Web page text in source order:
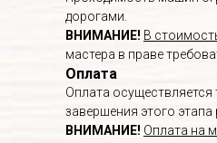
дорогами.
ВНИМАНИЕ! В
мастера в праве
Оплата
Оплата
завершения этого этапа
ВНИМАНИЕ! Оплата на